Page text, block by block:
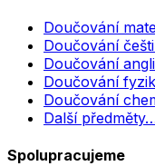
Doučování
Doučování
Doučování
Doučování
Doučování
Další
Spolupracujeme